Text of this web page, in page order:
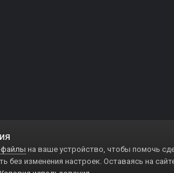
на ваше устройство, чтобы помочь
без изменения настроек. Оставаясь на